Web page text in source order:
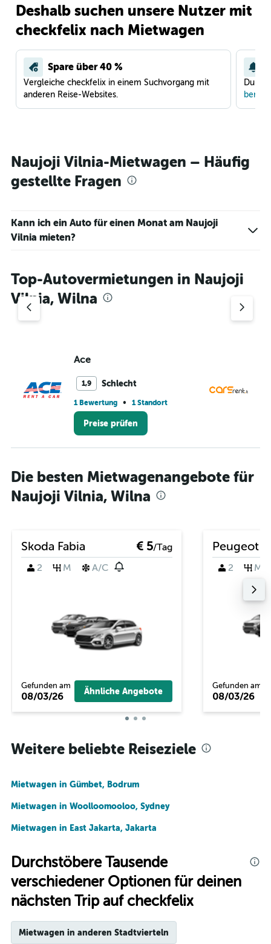
Deshalb suchen unsere Nutzer mit
checkfelix nach Mietwagen
Spare über 40 %
Vergleiche checkfelix in einem Suchvorgang mit
anderen Reise-Websites.
Du
Naujoji Vilnia-Mietwagen – Häufig
gestellte Fragen
Kann ich ein Auto für einen Monat am Naujoji
Vilnia mieten?
Top-Autovermietungen in Naujoji
Vilnia, Wilna
Ace
1,9 Schlecht
1 Bewertung • 1 Standort
Preise prüfen
Die besten Mietwagenangebote für
Naujoji Vilnia, Wilna
Skoda Fabia € 5/Tag
2
M A/C
Gefunden am
08/03/26 Ähnliche Angebote
Peugeot
2 M
Gefunden am
08/03/26
Weitere beliebte Reiseziele
Mietwagen in Gümbet, Bodrum
Mietwagen in Woolloomooloo, Sydney
Mietwagen in East Jakarta, Jakarta
Durchstöbere Tausende
verschiedener Optionen für deinen
nächsten Trip auf checkfelix
Mietwagen in anderen Stadtvierteln